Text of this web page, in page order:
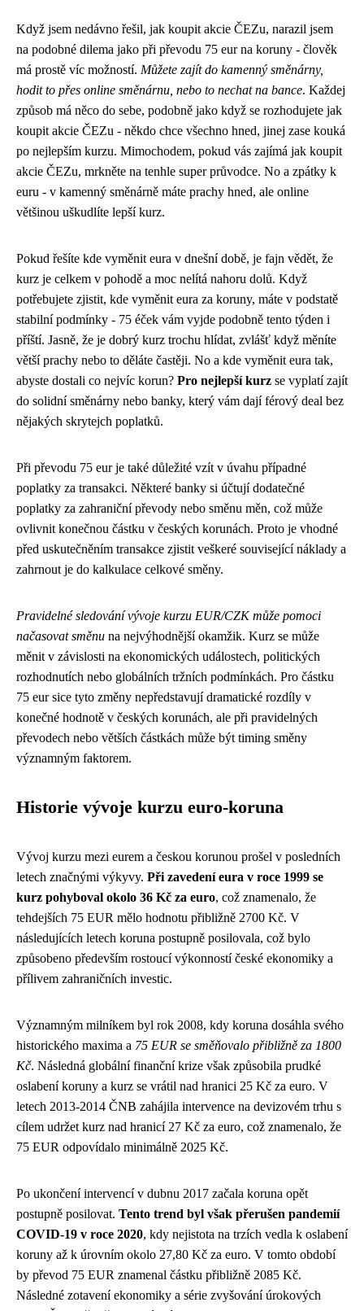
Když jsem nedávno řešil, jak koupit akcie ČEZu, narazil jsem
na podobné dilema jako při převodu 75 eur na koruny - člověk
má prostě víc možností. Můžete zajít do kamenný směnárny,
hodit to přes online směnárnu, nebo to nechat na bance. Každej
způsob má něco do sebe, podobně jako když se rozhodujete jak
koupit akcie ČEZu - někdo chce všechno hned, jinej zase kouká
po nejlepším kurzu. Mimochodem, pokud vás zajímá jak koupit
akcie ČEZu, mrkněte na tenhle super průvodce. No a zpátky k
euru - v kamenný směnárně máte prachy hned, ale online
většinou uškudlíte lepší kurz.
Pokud řešíte kde vyměnit eura v dnešní době, je fajn vědět, že
kurz je celkem v pohodě a moc nelítá nahoru dolů. Když
potřebujete zjistit, kde vyměnit eura za koruny, máte v podstatě
stabilní podmínky - 75 éček vám vyjde podobně tento týden i
příští. Jasně, že je dobrý kurz trochu hlídat, zvlášť když měníte
větší prachy nebo to děláte častěji. No a kde vyměnit eura tak,
abyste dostali co nejvíc korun? Pro nejlepší kurz se vyplatí zajít
do solidní směnárny nebo banky, který vám dají férový deal bez
nějakých skrytejch poplatků.
Při převodu 75 eur je také důležité vzít v úvahu případné
poplatky za transakci. Některé banky si účtují dodatečné
poplatky za zahraniční převody nebo směnu měn, což může
ovlivnit konečnou částku v českých korunách. Proto je vhodné
před uskutečněním transakce zjistit veškeré související náklady a
zahrnout je do kalkulace celkové směny.
Pravidelné sledování vývoje kurzu EUR/CZK může pomoci
načasovat směnu na nejvýhodnější okamžik. Kurz se může
měnit v závislosti na ekonomických událostech, politických
rozhodnutích nebo globálních tržních podmínkách. Pro částku
75 eur sice tyto změny nepředstavují dramatické rozdíly v
konečné hodnotě v českých korunách, ale při pravidelných
převodech nebo větších částkách může být timing směny
významným faktorem.
Historie vývoje kurzu euro-koruna
Vývoj kurzu mezi eurem a českou korunou prošel v posledních
letech značnými výkyvy. Při zavedení eura v roce 1999 se
kurz pohyboval okolo 36 Kč za euro, což znamenalo, že
tehdejších 75 EUR mělo hodnotu přibližně 2700 Kč. V
následujících letech koruna postupně posilovala, což bylo
způsobeno především rostoucí výkonností české ekonomiky a
přílivem zahraničních investic.
Významným milníkem byl rok 2008, kdy koruna dosáhla svého
historického maxima a 75 EUR se směňovalo přibližně za 1800
Kč. Následná globální finanční krize však způsobila prudké
oslabení koruny a kurz se vrátil nad hranici 25 Kč za euro. V
letech 2013-2014 ČNB zahájila intervence na devizovém trhu s
cílem udržet kurz nad hranicí 27 Kč za euro, což znamenalo, že
75 EUR odpovídalo minimálně 2025 Kč.
Po ukončení intervencí v dubnu 2017 začala koruna opět
postupně posilovat. Tento trend byl však přerušen pandemií
COVID-19 v roce 2020, kdy nejistota na trzích vedla k oslabení
koruny až k úrovním okolo 27,80 Kč za euro. V tomto období
by převod 75 EUR znamenal částku přibližně 2085 Kč.
Následné zotavení ekonomiky a série zvyšování úrokových